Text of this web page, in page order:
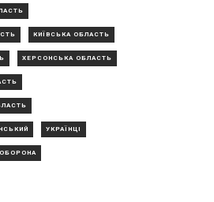
КИЇВСЬКА ОБЛАСТЬ
ХЕРСОНСЬКА ОБЛАСТЬ
УКРАЇНЦІ